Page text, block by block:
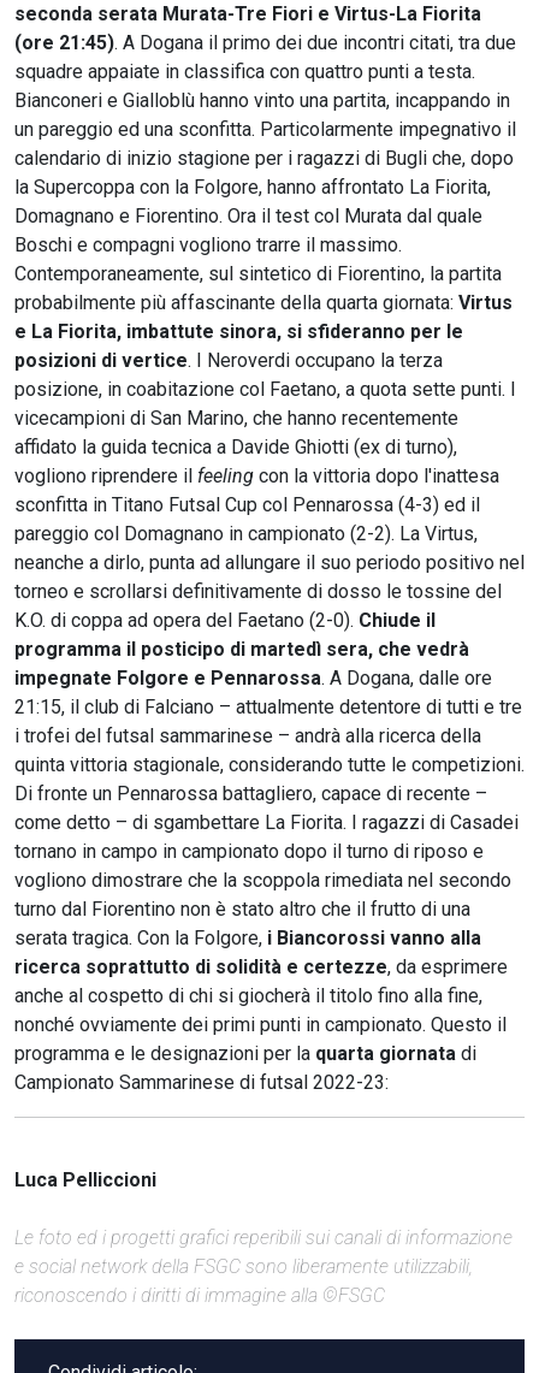
seconda serata Murata-Tre Fiori e Virtus-La Fiorita
(ore 21:45). A Dogana il primo dei due incontri citati, tra due
squadre appaiate in classifica con quattro punti a testa.
Bianconeri e Gialloblù hanno vinto una partita, incappando in
un pareggio ed una sconfitta. Particolarmente impegnativo il
calendario di inizio stagione per i ragazzi di Bugli che, dopo
la Supercoppa con la Folgore, hanno affrontato La Fiorita,
Domagnano e Fiorentino. Ora il test col Murata dal quale
Boschi e compagni vogliono trarre il massimo.
Contemporaneamente, sul sintetico di Fiorentino, la partita
probabilmente più affascinante della quarta giornata: Virtus
e La Fiorita, imbattute sinora, si sfideranno per le
posizioni di vertice. I Neroverdi occupano la terza
posizione, in coabitazione col Faetano, a quota sette punti. I
vicecampioni di San Marino, che hanno recentemente
affidato la guida tecnica a Davide Ghiotti (ex di turno),
vogliono riprendere il feeling con la vittoria dopo l'inattesa
sconfitta in Titano Futsal Cup col Pennarossa (4-3) ed il
pareggio col Domagnano in campionato (2-2). La Virtus,
neanche a dirlo, punta ad allungare il suo periodo positivo nel
torneo e scrollarsi definitivamente di dosso le tossine del
K.O. di coppa ad opera del Faetano (2-0). Chiude il
programma il posticipo di martedì sera, che vedrà
impegnate Folgore e Pennarossa. A Dogana, dalle ore
21:15, il club di Falciano – attualmente detentore di tutti e tre
i trofei del futsal sammarinese – andrà alla ricerca della
quinta vittoria stagionale, considerando tutte le competizioni.
Di fronte un Pennarossa battagliero, capace di recente –
come detto – di sgambettare La Fiorita. I ragazzi di Casadei
tornano in campo in campionato dopo il turno di riposo e
vogliono dimostrare che la scoppola rimediata nel secondo
turno dal Fiorentino non è stato altro che il frutto di una
serata tragica. Con la Folgore, i Biancorossi vanno alla
ricerca soprattutto di solidità e certezze, da esprimere
anche al cospetto di chi si giocherà il titolo fino alla fine,
nonché ovviamente dei primi punti in campionato. Questo il
programma e le designazioni per la quarta giornata di
Campionato Sammarinese di futsal 2022-23:
Luca Pelliccioni
Le foto ed i progetti grafici reperibili sui canali di informazione
e social network della FSGC sono liberamente utilizzabili,
riconoscendo i diritti di immagine alla ©FSGC